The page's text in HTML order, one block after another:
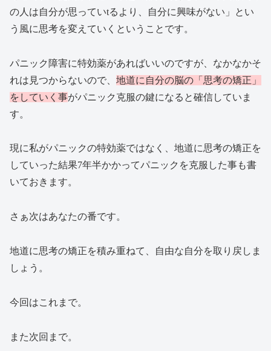
の人は自分が思っていtるより、自分に興味がない」とい
う風に思考を変えていくということです。
パニック障害に特効薬があればいいのですが、なかなかそ
れは見つからないので、 地道に自分の脳の「思考の矯正」
をしていく事がパニック克服の鍵になると確信していま
す。
現に私がパニックの特効薬ではなく、地道に思考の矯正を
していった結果7年半かかってパニックを克服した事も書
いておきます。
さぁ次はあなたの番です。
地道に思考の矯正を積み重ねて、自由な自分を取り戻しま
しょう。
今回はこれまで。
また次回まで。